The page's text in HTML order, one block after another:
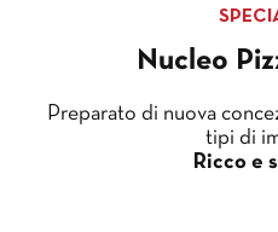
Nucleo
Preparato di nuova
tipi di
Ricco e